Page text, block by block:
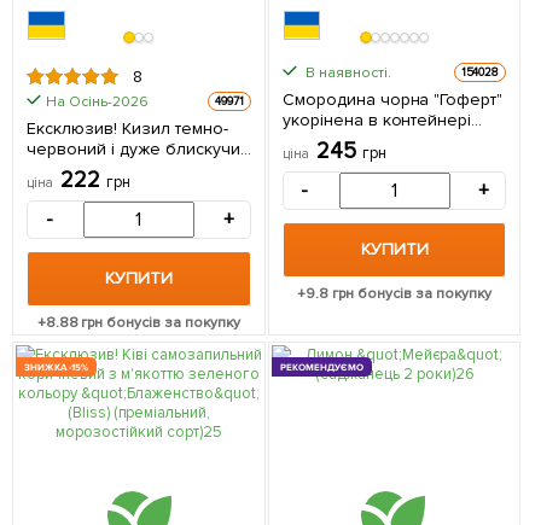
8
На Осінь-2026 49971
Ексклюзив! Кизил темно-
червоний і дуже блискучий
"Турмалін" (Tourmaline)
(преміальний, дуже
врожайний сорт) 1
саджанець в упаковці
ціна 222 грн
- +
КУПИТИ
+8.88грн бонусів за покупку
В наявності. 154028
Смородина чорна "Гоферт"
укорінена в контейнері
(ранній термін дозрівання) 1
саджанець в упаковці
ціна 245 грн
- +
КУПИТИ
+9.8 грн бонусів за покупку
ЗНИЖКА -15% РЕКОМЕНДУЄМО